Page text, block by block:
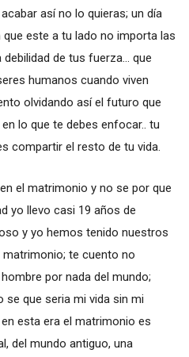
así no lo quieras; un día
este a tu lado no importa las
de tus fuerza... que
humanos cuando viven
olvidando así el futuro que
lo que te debes enfocar.. tu
compartir el resto de tu vida.
el matrimonio y no se por que
yo llevo casi 19 años de
y yo hemos tenido nuestros
te cuento no
por nada del mundo;
que seria mi vida sin mi
esta era el matrimonio es
del mundo antiguo, una